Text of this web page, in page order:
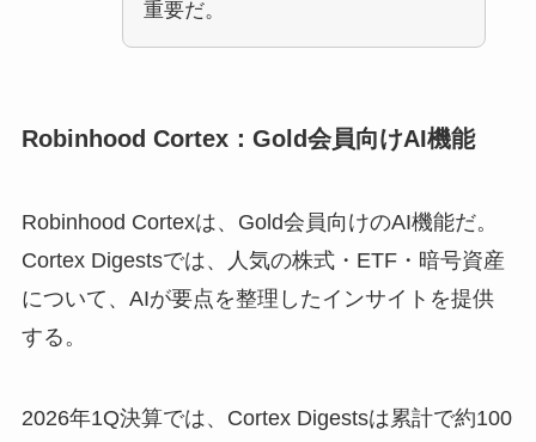
重要だ。
Robinhood Cortex：Gold会員向けAI機能
Robinhood Cortexは、Gold会員向けのAI機能だ。
Cortex Digestsでは、人気の株式・ETF・暗号資産
について、AIが要点を整理したインサイトを提供
する。
2026年1Q決算では、Cortex Digestsは累計で約100